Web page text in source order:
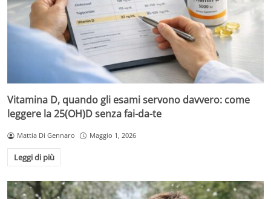
Vitamina D, quando gli esami servono davvero: come
leggere la 25(OH)D senza fai-da-te
Mattia Di Gennaro Maggio 1, 2026
Leggi di più